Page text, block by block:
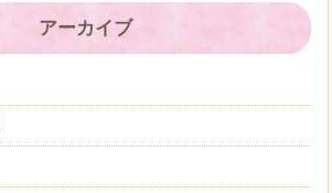
アーカイブ